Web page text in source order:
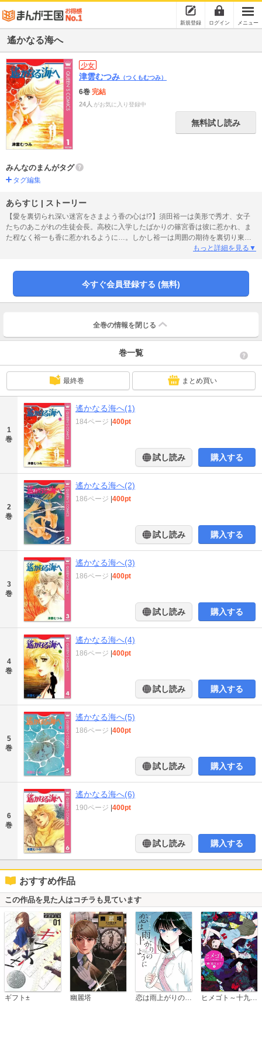
新規登録 ログイン メニュー
遙かなる海へ
少女
津雲むつみ （つくもむつみ）
6巻 完結
24人 がお気に入り登録中
無料試し読み
みんなのまんがタグ
タグ編集
あらすじ | ストーリー
【愛を裏切られ深い迷宮をさまよう香の心は!?】須田裕一は美形で秀才、女子
たちのあこがれの生徒会長。高校に入学したばかりの篠宮香は彼に惹かれ、ま
た程なく裕一も香に惹かれるように…。しかし裕一は周囲の期待を裏切り東大
受験に失敗し、一途な香から距離を置くようになる…。MUTUMIファン待望の
もっと詳細を見る▼
今すぐ会員登録する (無料)
全巻の情報を 閉じる
巻一覧
最終巻 まとめ買い
1
巻
遙かなる海へ(1)
184ページ 400pt
試し読み 購入する
2
巻
遙かなる海へ(2)
186ページ 400pt
試し読み 購入する
3
巻
遙かなる海へ(3)
186ページ 400pt
試し読み 購入する
4
巻
遙かなる海へ(4)
186ページ 400pt
試し読み 購入する
5
巻
遙かなる海へ(5)
186ページ 400pt
試し読み 購入する
6
巻
遙かなる海へ(6)
190ページ 400pt
試し読み 購入する
おすすめ作品
この作品を見た人はコチラも見ています
ギフト± 幽麗塔 恋は雨上がりのように ヒメゴト～十九歳の制服～